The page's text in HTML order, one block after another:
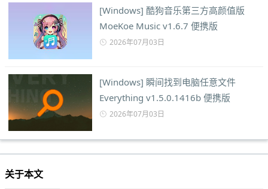
[Windows] 酷狗音乐第三方高颜值版
MoeKoe Music v1.6.7 便携版
2026年07月03日
[Windows] 瞬间找到电脑任意文件
Everything v1.5.0.1416b 便携版
2026年07月03日
关于本文